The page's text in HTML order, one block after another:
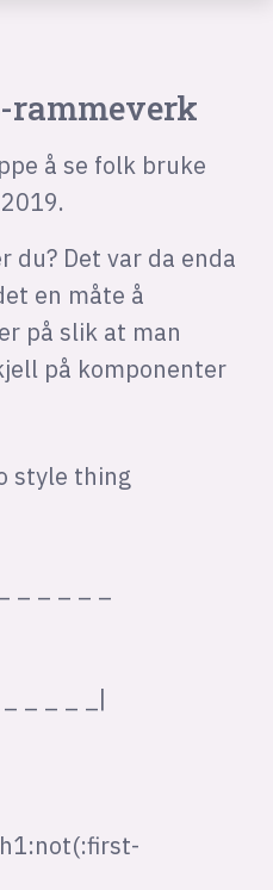
rammeverk
å se folk bruke
du? Det var da enda
en måte å
på slik at man
på komponenter
style thing
_ _ _ _ _
_ _ _ _ _|